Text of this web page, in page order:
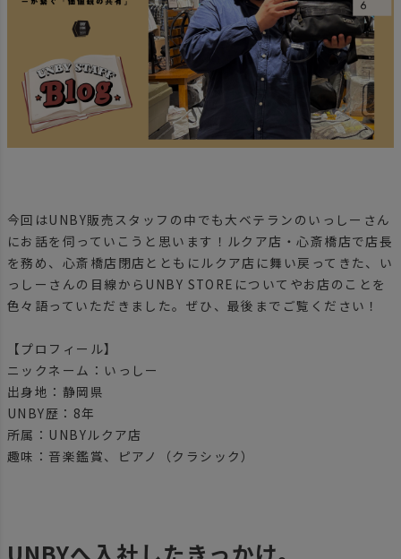
今回はUNBY販売スタッフの中でも大ベテランのいっしーさん
にお話を伺っていこうと思います！ルクア店・心斎橋店で店長
を務め、心斎橋店閉店とともにルクア店に舞い戻ってきた、い
っしーさんの目線からUNBY STOREについてやお店のことを
色々語っていただきました。ぜひ、最後までご覧ください！
【プロフィール】
ニックネーム：いっしー
出身地：静岡県
UNBY歴：8年
所属：UNBYルクア店
趣味：音楽鑑賞、ピアノ（クラシック）